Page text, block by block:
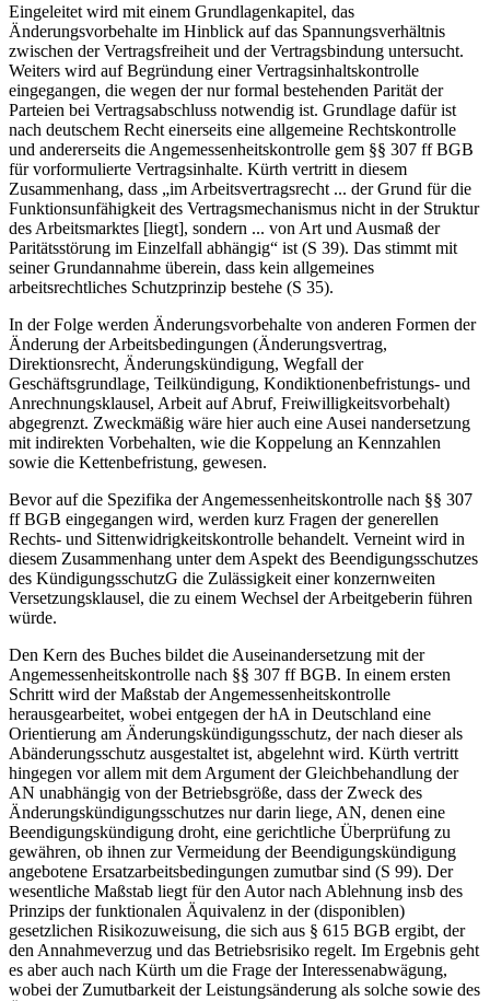
Eingeleitet wird mit einem Grundlagenkapitel, das
Änderungsvorbehalte im Hinblick auf das Spannungsverhältnis
zwischen der Vertragsfreiheit und der Vertragsbindung untersucht.
Weiters wird auf Begründung einer Vertragsinhaltskontrolle
eingegangen, die wegen der nur formal bestehenden Parität der
Parteien bei Vertragsabschluss notwendig ist. Grundlage dafür ist
nach deutschem Recht einerseits eine allgemeine Rechtskontrolle
und andererseits die Angemessenheitskontrolle gem §§ 307 ff BGB
für vorformulierte Vertragsinhalte. Kürth vertritt in diesem
Zusammenhang, dass „im Arbeitsvertragsrecht ... der Grund für die
Funktionsunfähigkeit des Vertragsmechanismus nicht in der Struktur
des Arbeitsmarktes [liegt], sondern ... von Art und Ausmaß der
Paritätsstörung im Einzelfall abhängig“ ist (S 39). Das stimmt mit
seiner Grundannahme überein, dass kein allgemeines
arbeitsrechtliches Schutzprinzip bestehe (S 35).
In der Folge werden Änderungsvorbehalte von anderen Formen der
Änderung der Arbeitsbedingungen (Änderungsvertrag,
Direktionsrecht, Änderungskündigung, Wegfall der
Geschäftsgrundlage, Teilkündigung, Kondiktionenbefristungs- und
Anrechnungsklausel, Arbeit auf Abruf, Freiwilligkeitsvorbehalt)
abgegrenzt. Zweckmäßig wäre hier auch eine Ausei nandersetzung
mit indirekten Vorbehalten, wie die Koppelung an Kennzahlen
sowie die Kettenbefristung, gewesen.
Bevor auf die Spezifika der Angemessenheitskontrolle nach §§ 307
ff BGB eingegangen wird, werden kurz Fragen der generellen
Rechts- und Sittenwidrigkeitskontrolle behandelt. Verneint wird in
diesem Zusammenhang unter dem Aspekt des Beendigungsschutzes
des KündigungsschutzG die Zulässigkeit einer konzernweiten
Versetzungsklausel, die zu einem Wechsel der Arbeitgeberin führen
würde.
Den Kern des Buches bildet die Auseinandersetzung mit der
Angemessenheitskontrolle nach §§ 307 ff BGB. In einem ersten
Schritt wird der Maßstab der Angemessenheitskontrolle
herausgearbeitet, wobei entgegen der hA in Deutschland eine
Orientierung am Änderungskündigungsschutz, der nach dieser als
Abänderungsschutz ausgestaltet ist, abgelehnt wird. Kürth vertritt
hingegen vor allem mit dem Argument der Gleichbehandlung der
AN unabhängig von der Betriebsgröße, dass der Zweck des
Änderungskündigungsschutzes nur darin liege, AN, denen eine
Beendigungskündigung droht, eine gerichtliche Überprüfung zu
gewähren, ob ihnen zur Vermeidung der Beendigungskündigung
angebotene Ersatzarbeitsbedingungen zumutbar sind (S 99). Der
wesentliche Maßstab liegt für den Autor nach Ablehnung insb des
Prinzips der funktionalen Äquivalenz in der (disponiblen)
gesetzlichen Risikozuweisung, die sich aus § 615 BGB ergibt, der
den Annahmeverzug und das Betriebsrisiko regelt. Im Ergebnis geht
es aber auch nach Kürth um die Frage der Interessenabwägung,
wobei der Zumutbarkeit der Leistungsänderung als solche sowie des